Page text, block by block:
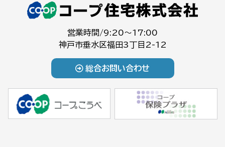
営業時間/9:20～17:00
神戸市垂水区福田3丁目2-12
総合お問い合わせ